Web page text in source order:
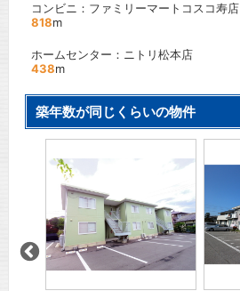
コンビニ：ファミリーマートコスコ寿店
818m
ホームセンター：ニトリ松本店
438m
築年数が同じくらいの物件